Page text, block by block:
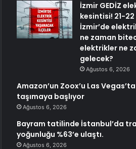
İzmir GEDİZ
kesintisi! 21-
İzmir’de
ne zaman
elektrikler ne
gelecek?
Ağustos 6, 2026
Amazon’un Zoox’u Las
taşımaya başlıyor
Ağustos 6, 2026
Bayram tatilinde İstanbul’da
yoğunluğu %63’e ulaştı.
Ağustos 6, 2026